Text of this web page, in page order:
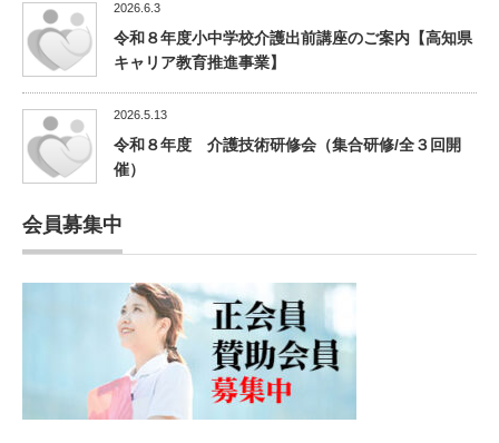
2026.6.3
令和８年度小中学校介護出前講座のご案内【高知県
キャリア教育推進事業】
2026.5.13
令和８年度 介護技術研修会（集合研修/全３回開
催）
会員募集中